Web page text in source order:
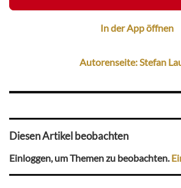
In der App öffnen
Autorenseite: Stefan
Diesen Artikel beobachten
Einloggen, um Themen zu beobachten.